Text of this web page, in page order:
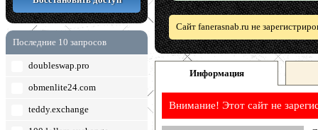
Последние 10 запросов
doubleswap.pro
obmenlite24.com
teddy.exchange
Сайт fanerasnab.ru не
Информация
Внимание! Этот сайт не